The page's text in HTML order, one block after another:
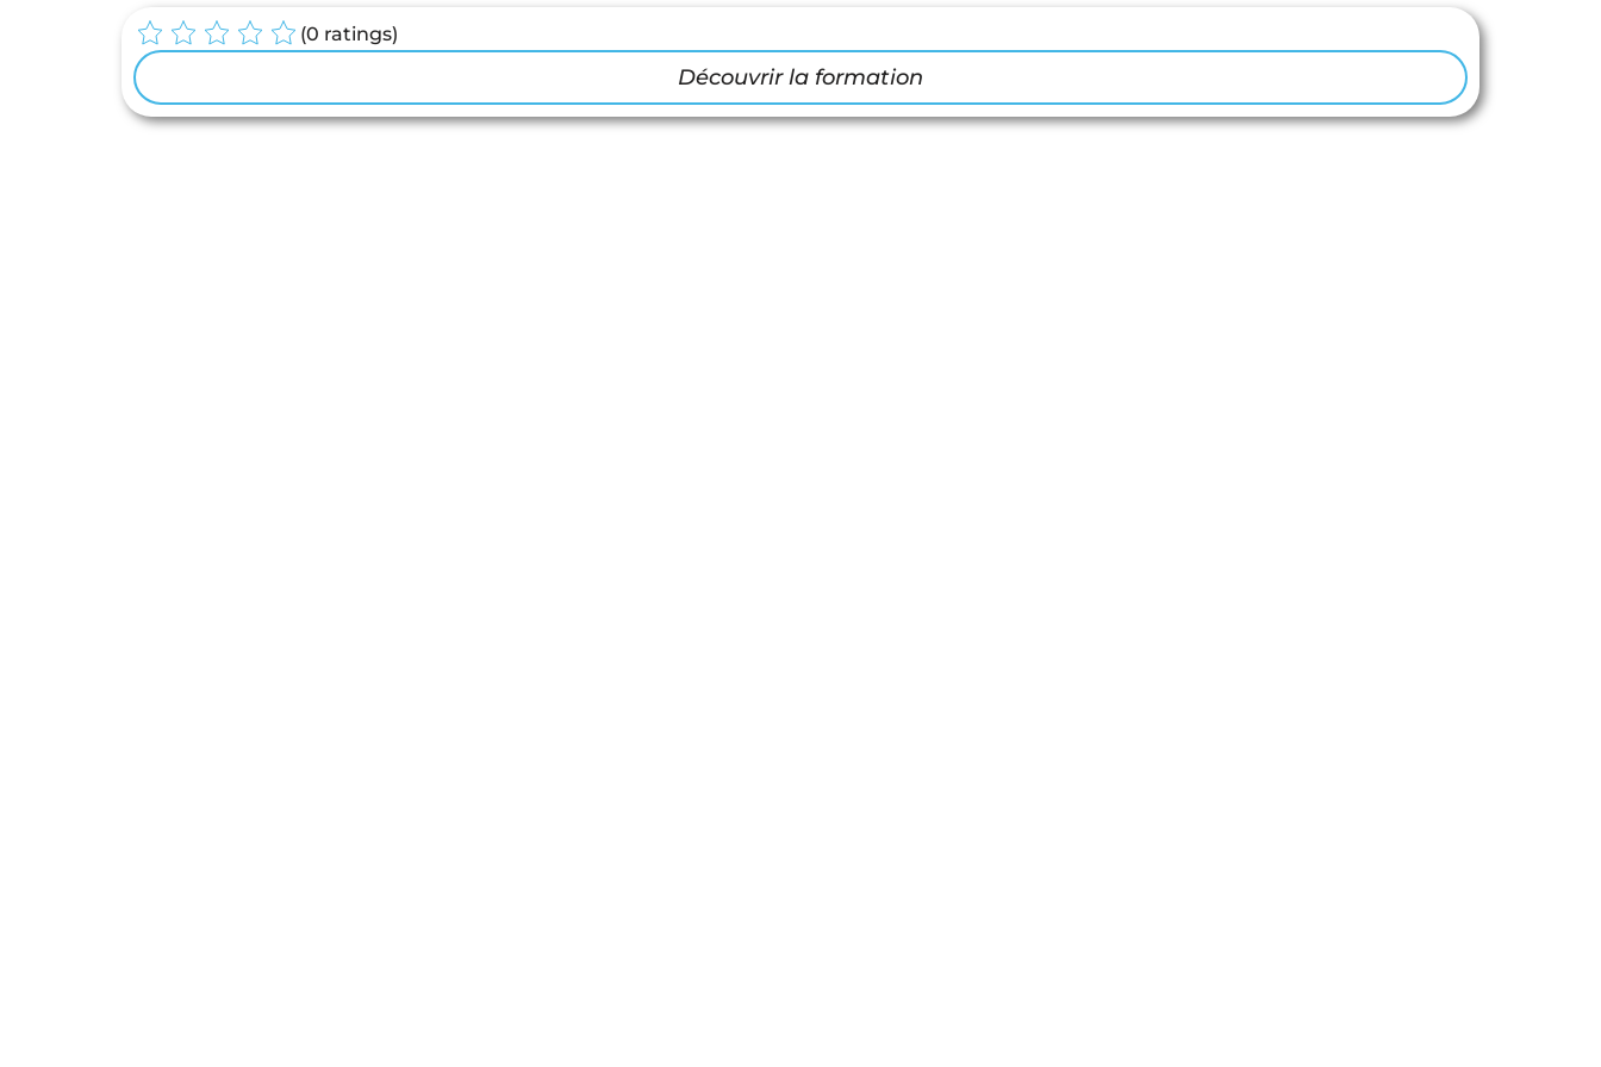
(0 ratings)
Découvrir la formation